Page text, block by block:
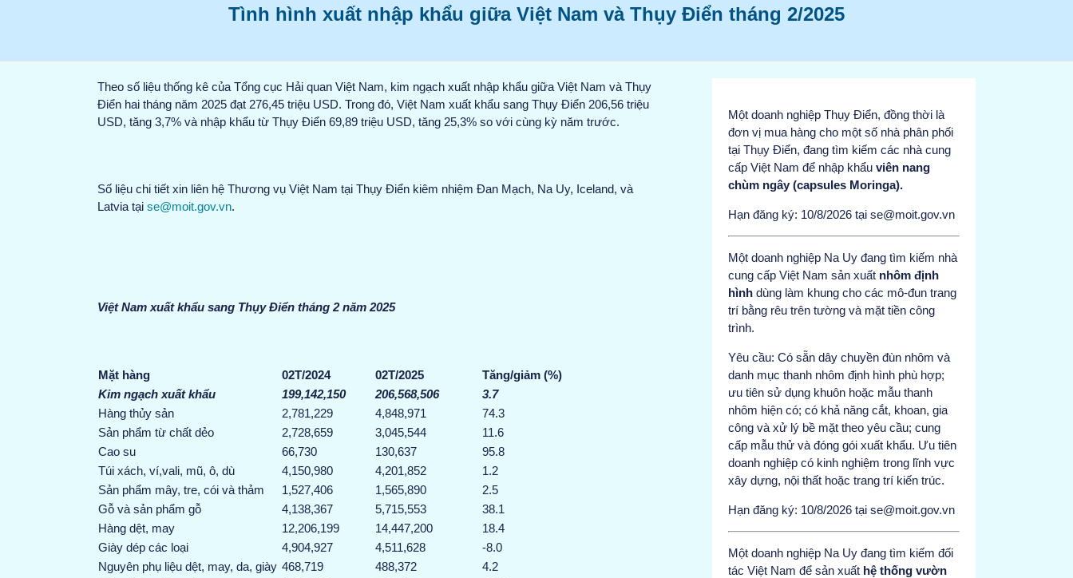
Tình hình xuất nhập khẩu giữa Việt Nam và Thụy Điển tháng 2/2025
Theo số liệu thống kê của Tổng cục Hải quan Việt Nam, kim ngạch xuất nhập khẩu giữa Việt Nam và Thụy
Điển hai tháng năm 2025 đạt 276,45 triệu USD. Trong đó, Việt Nam xuất khẩu sang Thụy Điển 206,56 triệu
USD, tăng 3,7% và nhập khẩu từ Thụy Điển 69,89 triệu USD, tăng 25,3% so với cùng kỳ năm trước.
Số liệu chi tiết xin liên hệ Thương vụ Việt Nam tại Thụy Điển kiêm nhiệm Đan Mạch, Na Uy, Iceland, và
Latvia tại se@moit.gov.vn.
Việt Nam xuất khẩu sang Thụy Điển tháng 2 năm 2025
Mặt hàng 02T/2024 02T/2025
Tăng/giảm (%)
Kim ngạch xuất khẩu
199,142,150 206,568,506
3.7
Hàng thủy sản
2,781,229 4,848,971
74.3
Sản phẩm từ chất dẻo
2,728,659 3,045,544
11.6
Cao su
66,730 130,637
95.8
Túi xách, ví,vali, mũ, ô, dù
4,150,980 4,201,852
1.2
Sản phẩm mây, tre, cói và thảm
1,527,406 1,565,890
2.5
Gỗ và sản phẩm gỗ
4,138,367 5,715,553
38.1
Hàng dệt, may
12,206,199 14,447,200
18.4
Giày dép các loại
4,904,927 4,511,628
-8.0
Nguyên phụ liệu dệt, may, da, giày 468,719 488,372
4.2
Một doanh nghiệp Thụy Điển, đồng thời là
đơn vị mua hàng cho một số nhà phân phối
tại Thụy Điển, đang tìm kiếm các nhà cung
cấp Việt Nam để nhập khẩu viên nang
chùm ngây (capsules Moringa).
Hạn đăng ký: 10/8/2026 tại se@moit.gov.vn
Một doanh nghiệp Na Uy đang tìm kiếm nhà
cung cấp Việt Nam sản xuất nhôm định
hình dùng làm khung cho các mô-đun trang
trí bằng rêu trên tường và mặt tiền công
trình.
Yêu cầu: Có sẵn dây chuyền đùn nhôm và
danh mục thanh nhôm định hình phù hợp;
ưu tiên sử dụng khuôn hoặc mẫu thanh
nhôm hiện có; có khả năng cắt, khoan, gia
công và xử lý bề mặt theo yêu cầu; cung
cấp mẫu thử và đóng gói xuất khẩu. Ưu tiên
doanh nghiệp có kinh nghiệm trong lĩnh vực
xây dựng, nội thất hoặc trang trí kiến trúc.
Hạn đăng ký: 10/8/2026 tại se@moit.gov.vn
Một doanh nghiệp Na Uy đang tìm kiếm đối
tác Việt Nam để sản xuất hệ thống vườn